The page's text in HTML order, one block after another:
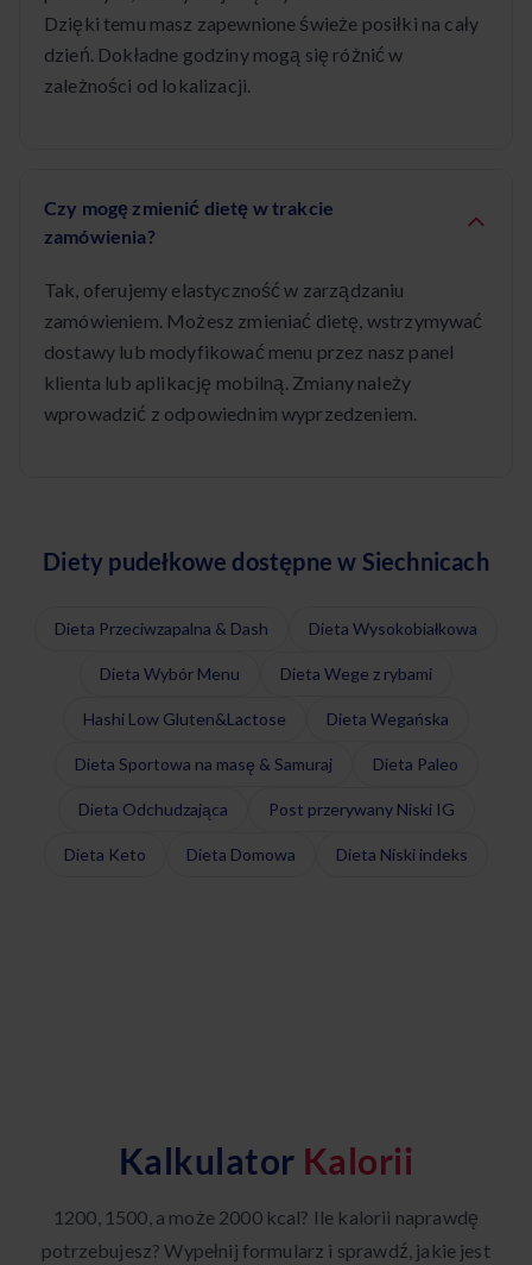
Dzięki temu masz zapewnione świeże posiłki na cały
dzień. Dokładne godziny mogą się różnić w
zależności od lokalizacji.
Czy mogę zmienić dietę w trakcie
zamówienia?
Tak, oferujemy elastyczność w zarządzaniu
zamówieniem. Możesz zmieniać dietę, wstrzymywać
dostawy lub modyfikować menu przez nasz panel
klienta lub aplikację mobilną. Zmiany należy
wprowadzić z odpowiednim wyprzedzeniem.
Diety pudełkowe dostępne w Siechnicach
Dieta Przeciwzapalna & Dash Dieta Wysokobiałkowa
Dieta Wybór Menu Dieta Wege z rybami
Hashi Low Gluten&Lactose Dieta Wegańska
Dieta Sportowa na masę & Samuraj Dieta Paleo
Dieta Odchudzająca Post przerywany Niski IG
Dieta Keto Dieta Domowa Dieta Niski indeks
Kalkulator Kalorii
1200, 1500, a może 2000 kcal? Ile kalorii naprawdę
potrzebujesz? Wypełnij formularz i sprawdź, jakie jest